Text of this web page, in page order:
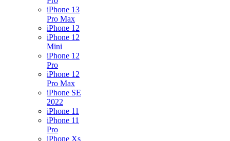
iPhone 13
Pro Max
iPhone 12
iPhone 12
Mini
iPhone 12
Pro
iPhone 12
Pro Max
iPhone SE
2022
iPhone 11
iPhone 11
Pro
iPhone Xs